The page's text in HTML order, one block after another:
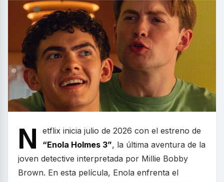
N
etflix inicia julio de 2026 con el estreno de
“Enola Holmes 3”, la última aventura de la
joven detective interpretada por Millie Bobby
Brown. En esta película, Enola enfrenta el